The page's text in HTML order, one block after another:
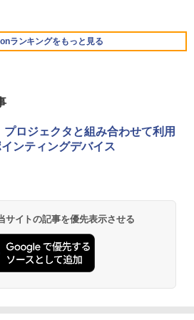
Fi Bluetooth Windows11 東芝 dyna
G83/HS 初期設定済 すぐ使える 90
インチ 良品 Lenovo ThinkPad X13
Type-20XJ フルHD / Windows11/
中古パソコン 中古PC】税込送料無
あす楽対応 当日発送
34,990
ANC 36時間再生
ランキングをもっと見る
プロジェクタと組み合わせて利用
ンティングデバイス
サイトの記事を優先表示させる